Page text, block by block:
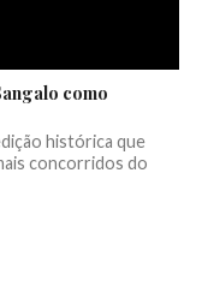
como
histórica que
concorridos do